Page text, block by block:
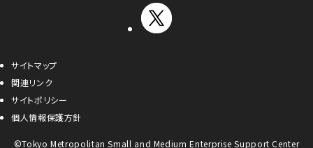
サイトマップ
関連リンク
サイトポリシー
個人情報保護方針
©Tokyo Metropolitan Small and Medium Enterprise Support Center